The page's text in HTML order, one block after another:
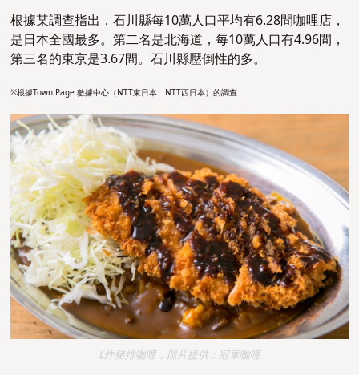
根據某調查指出，石川縣每10萬人口平均有6.28間咖哩店，
是日本全國最多。第二名是北海道，每10萬人口有4.96間，
第三名的東京是3.67間。石川縣壓倒性的多。
※根據Town Page 數據中心（NTT東日本、NTT西日本）的調查
L炸豬排咖哩，照片提供：冠軍咖哩